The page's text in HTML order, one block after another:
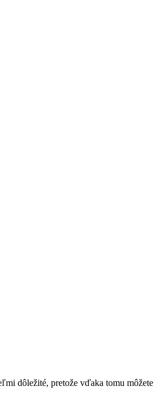
dôležité, pretože vďaka tomu môžete